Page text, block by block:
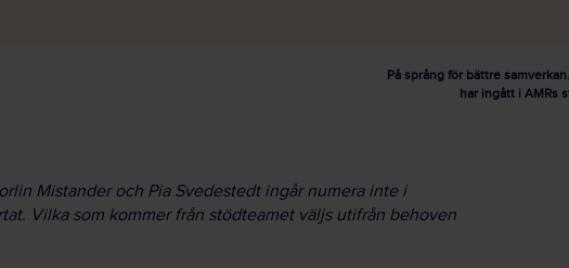
På språng för bättre
har ingått i AMRs
Mistander och Pia Svedestedt ingår numera inte i
Vilka som kommer från stödteamet väljs utifrån behoven